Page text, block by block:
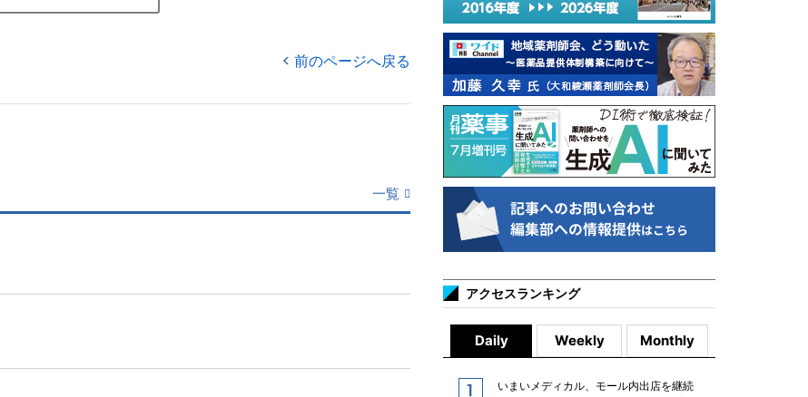
前のページへ戻る
一覧
アクセスランキング
Daily Weekly Monthly
いまいメディカル、モール内出店を継続